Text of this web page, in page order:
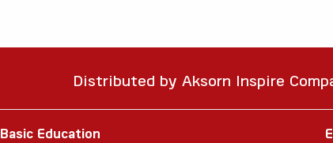
Distributed by Aksorn Inspire
Basic Education